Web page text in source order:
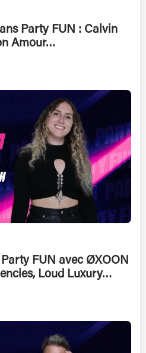
Party FUN : Calvin
Amour…
FUN avec ØXOON
Loud Luxury…